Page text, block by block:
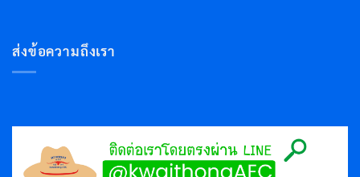
ส่งข้อความถึงเรา